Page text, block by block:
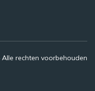
rechten voorbehouden